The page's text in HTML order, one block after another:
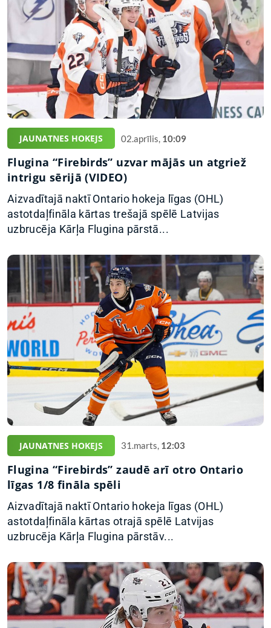
JAUNATNES HOKEJS 02.aprīlis, 10:09
Flugina “Firebirds” uzvar mājās un atgriež
intrigu sērijā (VIDEO)
Aizvadītajā naktī Ontario hokeja līgas (OHL)
astotdaļfināla kārtas trešajā spēlē Latvijas
uzbrucēja Kārļa Flugina pārstā...
JAUNATNES HOKEJS 31.marts, 12:03
Flugina “Firebirds” zaudē arī otro Ontario
līgas 1/8 fināla spēli
Aizvadītajā naktī Ontario hokeja līgas (OHL)
astotdaļfināla kārtas otrajā spēlē Latvijas
uzbrucēja Kārļa Flugina pārstāv...